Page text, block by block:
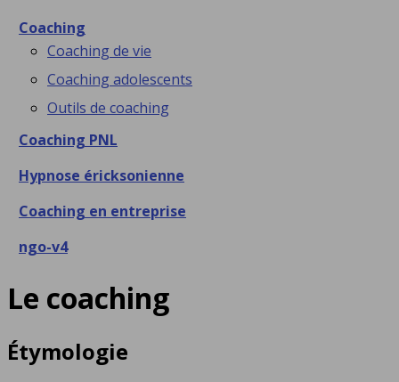
Coaching
Coaching de vie
Coaching adolescents
Outils de coaching
Coaching PNL
Hypnose éricksonienne
Coaching en entreprise
ngo-v4
Le coaching
Étymologie